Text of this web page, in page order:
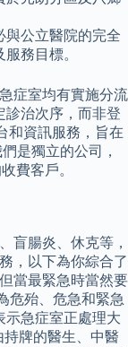
與公立醫院的完全
務目標。
症室均有實施分流
診治次序，而非登
和資訊服務，旨在
是獨立的公司，
費客戶。
盲腸炎、休克等，
，以下為你綜合了
當最緊急時當然要
危殆、危急和緊急
示急症室正處理大
持牌的醫生、中醫